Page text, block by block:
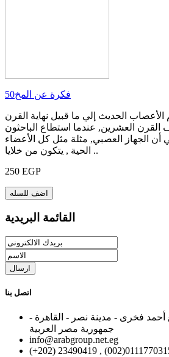
50فكرة عن المخ
الأعصاب الحديث إلي ما قبيل نهاية القرن
العشرين, عندما استطاع الباحثون
أن الجهاز العصبي, مثلة مثل كل الأعضاء
الحية , يتكون من خلايا ..
250 EGP
اضف للسله
القائمة البريدية
ارسال
اتصل بنا
: 8 أ شارع أحمد فخرى - مدينة نصر - القاهرة -
جمهورية مصر العربية
info@arabgroup.net.eg
(+202) 23490419 ,